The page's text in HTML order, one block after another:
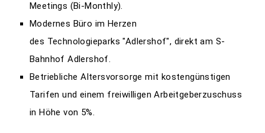
Meetings (Bi-Monthly).
Modernes Büro im Herzen
des Technologieparks "Adlershof", direkt am S-
Bahnhof Adlershof.
Betriebliche Altersvorsorge mit kostengünstigen
Tarifen und einem freiwilligen Arbeitgeberzuschuss
in Höhe von 5%.